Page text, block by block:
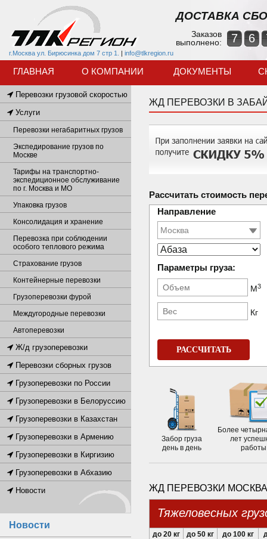
г.Москва ул. Бирюсинка дом 7 стр 1. | info@tlkregion.ru
ДОСТАВКА
Заказов
выполнено:
7 6
ГЛАВНАЯ О КОМПАНИИ ДОКУМЕНТЫ
ЖД ПЕРЕВОЗКИ В
Рассчитать стоимость
Направление
Параметры груза:
М3
Кг
РАССЧИТАТЬ
Забор груза
день в день
Более
лет
работы
ЖД ПЕРЕВОЗКИ
Тяжеловесных
до 20 кг до 50 кг до 100 кг
Перевозки грузовой скоростью
Услуги
Перевозки негабаритных грузов
Экспедирование грузов по
Москве
Тарифы на транспортно-
экспедиционное обслуживание
по г. Москва и МО
Упаковка грузов
Консолидация и хранение
Перевозка при соблюдении
особого теплового режима
Страхование грузов
Контейнерные перевозки
Грузоперевозки фурой
Междугородные перевозки
Автоперевозки
Ж/д грузоперевозки
Перевозки сборных грузов
Грузоперевозки по России
Грузоперевозки в Белоруссию
Грузоперевозки в Казахстан
Грузоперевозки в Армению
Грузоперевозки в Киргизию
Грузоперевозки в Абхазию
Новости
Новости